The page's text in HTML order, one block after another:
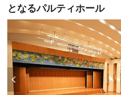
となるパルティホール